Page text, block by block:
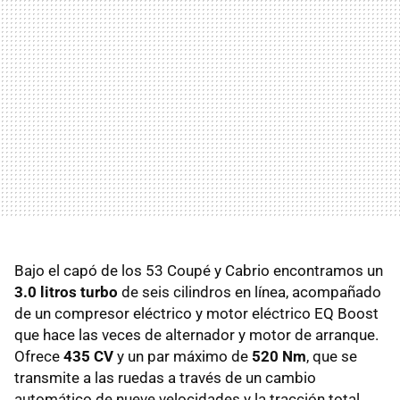
Bajo el capó de los 53 Coupé y Cabrio encontramos un
3.0 litros turbo de seis cilindros en línea, acompañado
de un compresor eléctrico y motor eléctrico EQ Boost
que hace las veces de alternador y motor de arranque.
Ofrece 435 CV y un par máximo de 520 Nm, que se
transmite a las ruedas a través de un cambio